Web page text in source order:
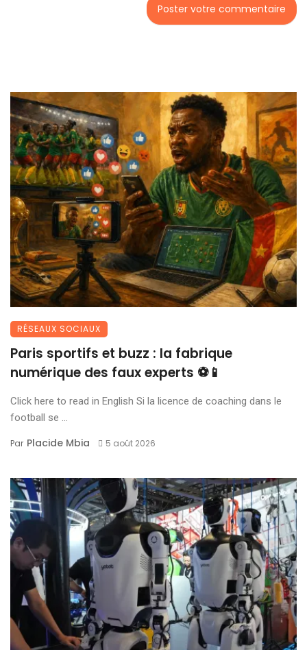
RÉSEAUX SOCIAUX
Paris sportifs et buzz : la fabrique
numérique des faux experts ⚽📱
Click here to read in English Si la licence de coaching dans le
football se ...
Par Placide Mbia 5 août 2026